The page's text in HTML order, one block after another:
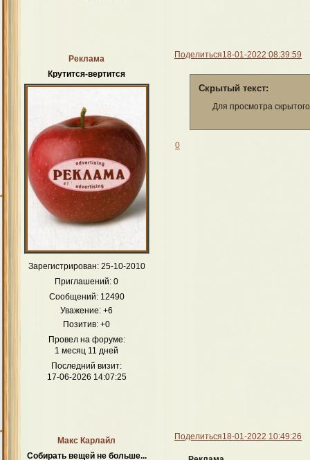
Поделиться18-01-2022 08:39:59
Реклама
Крутится-вертится
Зарегистрирован: 25-10-2010
Приглашений: 0
Сообщений:12490
Уважение: +6
Позитив: +0
Провел на форуме:
1 месяц 11 дней
Последний визит:
17-06-2026 14:07:25
Скрытый текст:
Для просмотра
0
Поделиться18-01-2022 10:49:26
Макс Карлайл
Собирать вещей не больше...